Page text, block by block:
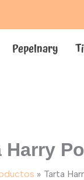
Pepelnary
Harry
Tarta